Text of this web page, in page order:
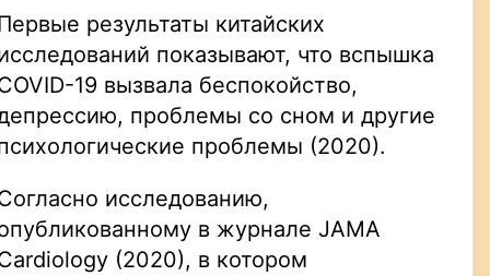
результаты китайских
показывают, что вспышка
19 вызвала беспокойство,
проблемы со сном и другие
проблемы (2020).
исследованию,
в журнале JAMA
(2020), в котором